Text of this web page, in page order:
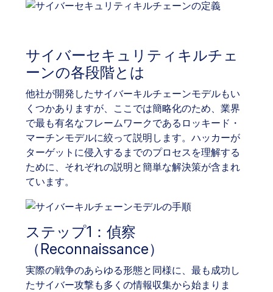
サイバーセキュリティキルチェ
ーンの各段階とは
他社が開発したサイバーキルチェーンモデルもい
くつかありますが、ここでは簡略化のため、業界
で最も有名なフレームワークであるロッキード・
マーチンモデルに絞って説明します。ハッカーが
ターゲットに侵入するまでのプロセスを理解する
ために、それぞれの説明と簡単な解決策が含まれ
ています。
ステップ1：偵察
（Reconnaissance）
実際の戦争のあらゆる形態と同様に、最も成功し
たサイバー攻撃も多くの情報収集から始まりま